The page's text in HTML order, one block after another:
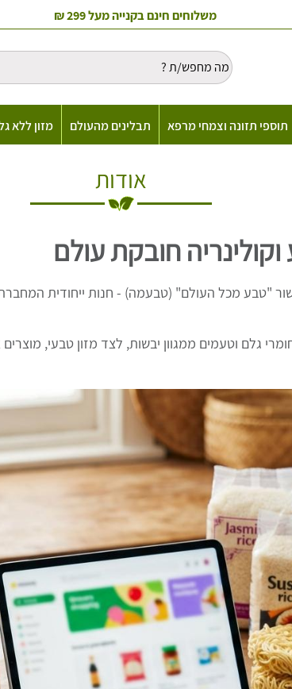
משלוחים חינם בקנייה מעל 299 ₪
תוספי תזונה וצמחי מרפא תבלינים מהעולם מזון ללא
אודות
חובקת עולם
מכל העולם" (טבעמה) - חנות ייחודית המחברת
גלם וטעמים ממגוון יבשות, לצד מזון טבעי, מוצרים